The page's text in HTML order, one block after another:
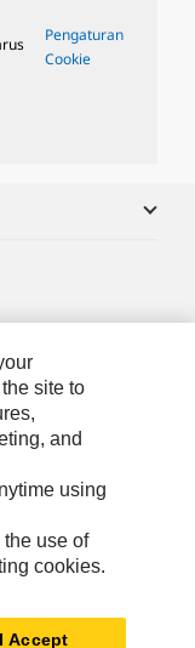
Pengaturan
Cookie
UU.
site to
and
using
the use of
cookies.
I Accept